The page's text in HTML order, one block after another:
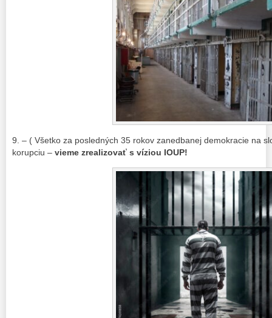
9. – ( Všetko za posledných 35 rokov zanedbanej demokracie na
korupciu – vieme zrealizovať s víziou IOUP!